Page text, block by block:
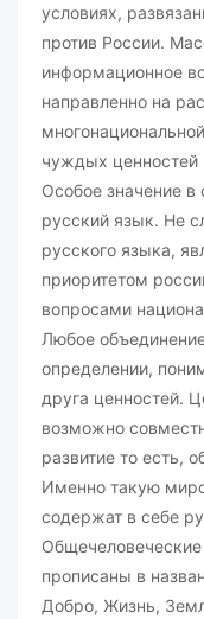
условиях,
против России.
информационное
направленно на
чуждых ценностей
Особое значение в
русский язык. Не
русского языка,
приоритетом
вопросами
Любое
определении,
друга ценностей.
возможно
развитие то есть,
Именно такую
содержат в себе
прописаны в
Добро, Жизнь,